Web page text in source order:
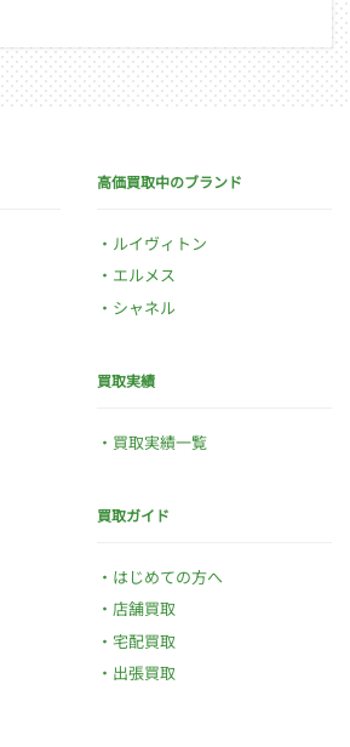
高価買取中のブランド
ルイヴィトン
エルメス
シャネル
買取実績
買取実績一覧
買取ガイド
はじめての方へ
店舗買取
宅配買取
出張買取